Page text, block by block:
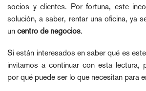
socios y clientes. Por fortuna, este
solución, a saber, rentar una oficina, ya
un centro de negocios.
Si están interesados en saber qué es
invitamos a continuar con esta lectura,
por qué puede ser lo que necesitan para